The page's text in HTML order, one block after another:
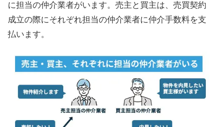
に担当の仲介業者がいます。売主と買主は、売買契約
成立の際にそれぞれ担当の仲介業者に仲介手数料を支
払います。